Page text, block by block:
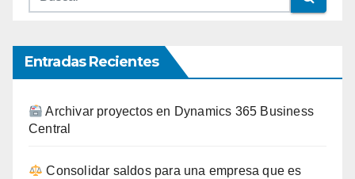
Entradas Recientes
Archivar proyectos en Dynamics 365 Business
Central
Consolidar saldos para una empresa que es